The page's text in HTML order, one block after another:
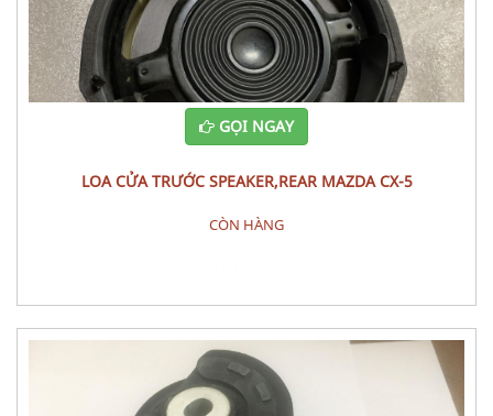
GỌI NGAY
LOA CỬA TRƯỚC SPEAKER,REAR MAZDA CX-5
CÒN HÀNG